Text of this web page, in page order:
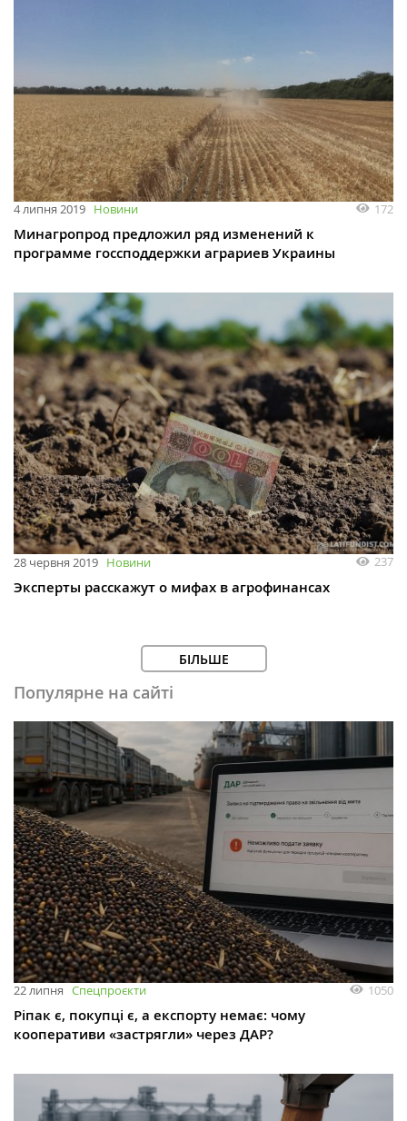
4 липня 2019 Новини 172
Минагропрод предложил ряд изменений к
программе госсподдержки аграриев Украины
28 червня 2019 Новини 237
Эксперты расскажут о мифах в агрофинансах
БІЛЬШЕ
Популярне на сайті
22 липня Спецпроєкти 1050
Ріпак є, покупці є, а експорту немає: чому
кооперативи «застрягли» через ДАР?